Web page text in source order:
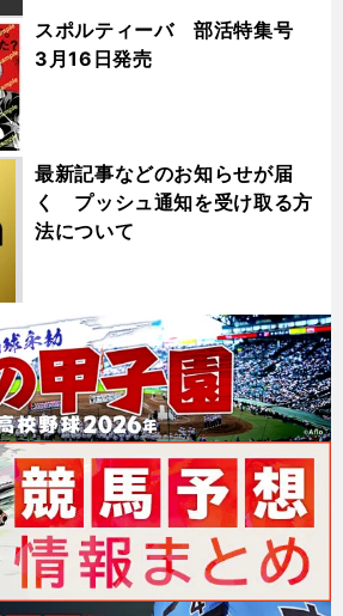
スポルティーバ 部活特集号
3月16日発売
最新記事などのお知らせが届
く プッシュ通知を受け取る方
法について